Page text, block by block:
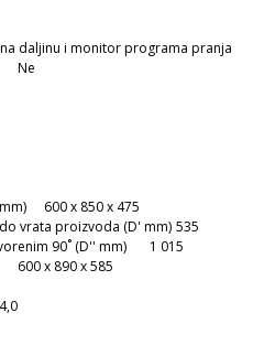
daljinu i monitor programa pranja
Ne
600 x 850 x 475
vrata proizvoda (D' mm) 535
90˚ (D'' mm)
1 015
600 x 890 x 585